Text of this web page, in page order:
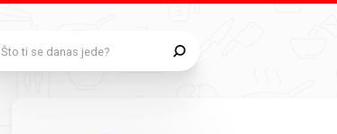
Što ti se danas jede?